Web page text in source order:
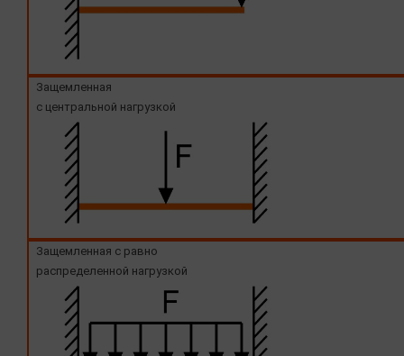
Защемленная
с центральной нагрузкой
Защемленная с равно
распределенной нагрузкой